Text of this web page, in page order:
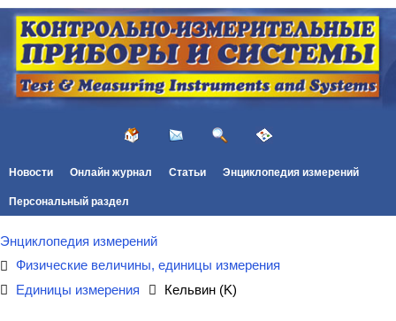
Новости Онлайн журнал Статьи Энциклопедия измерений
Персональный раздел
Энциклопедия измерений
Физические величины, единицы измерения
Единицы измерения
Кельвин (K)